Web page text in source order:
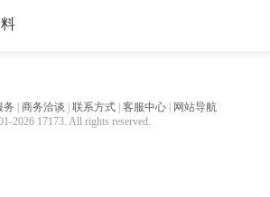
务 商务洽谈 联系方式 客服中心
网站导航
2026 17173. All rights reserved.